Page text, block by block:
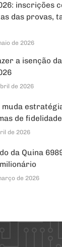
inscrições
das provas,
de 2026
a isenção
de 2026
muda
de fidelidade
de 2026
da Quina
de 2026